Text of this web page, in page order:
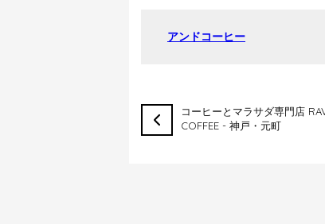
アンドコーヒー
コーヒーとマラサダ専門店
COFFEE - 神戸・元町